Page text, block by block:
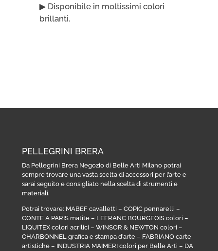
▶ Disponibile in moltissimi colori
brillanti.
PELLEGRINI BRERA
Da Pellegrini Brera Negozio di Belle Arti Milano potrai
sempre trovare una vasta scelta di accessori per l’arte e
sarai seguito e consigliato nella scelta di strumenti e
materiali.
Potrai trovare: MABEF cavalletti – COPIC pennarelli –
CONTE A PARIS matite– LEFRANC BOURGEOIS colori –
LIQUITEX colori acrilici – WINSOR & NEWTON colori –
CHARBONNEL grafica e stampa d’arte– FABRIANO carte
artistiche– INDUSTRIA MAIMERI colori per Belle Arti – DA